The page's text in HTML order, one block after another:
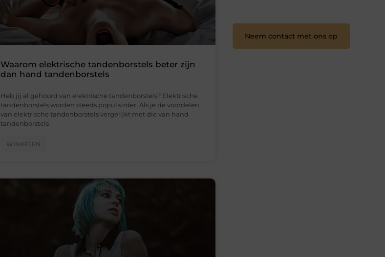
Neem contact met ons op
Waarom elektrische tandenborstels beter zijn
dan hand tandenborstels
Heb jij al gehoord van elektrische tandenborstels? Elektrische
tandenborstels worden steeds populairder. Als je de voordelen
van elektrische tandenborstels vergelijkt met die van hand
tandenborstels
WINKELEN